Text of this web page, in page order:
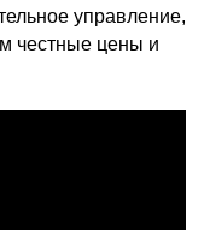
управление,
честные цены и